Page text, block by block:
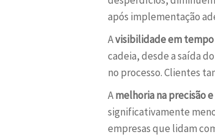
após implementação
Avisibilidade em
cadeia, desde a saída
no processo. Clientes
Amelhoria na precisão
significativamente
empresas que lidam